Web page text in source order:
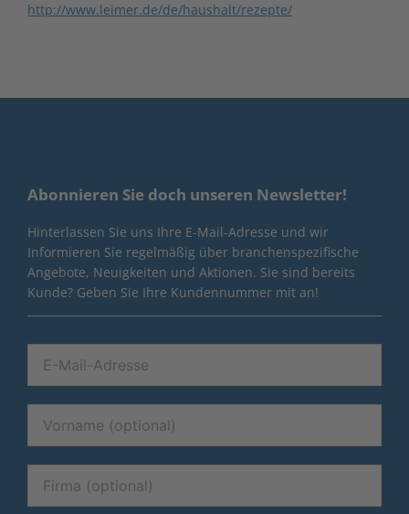
http://www.leimer.de/de/haushalt/rezepte/
Abonnieren Sie doch unseren Newsletter!
Hinterlassen Sie uns Ihre E-Mail-Adresse und wir
Informieren Sie regelmäßig über branchenspezifische
Angebote, Neuigkeiten und Aktionen. Sie sind bereits
Kunde? Geben Sie Ihre Kundennummer mit an!